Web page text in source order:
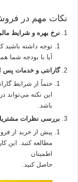
نکات مهم در
نرخ بهره و شرایط
توجه داشته
آیا با بودجه شما
گارانتی و خدمات پس
حتماً از شرایط
این نکته می‌تواند
باشد.
بررسی نظرات
پیش از خرید از
مطالعه کنید. این
اطمینان
حاصل کنید.